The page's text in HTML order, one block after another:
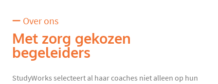
Over ons
Met zorg gekozen
begeleiders
StudyWorks selecteert al haar coaches niet alleen op hun